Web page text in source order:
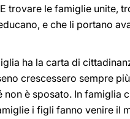
trovare le famiglie unite,
e che li portano
ha la carta di
crescessero sempre
non è sposato. In
i figli fanno venire il